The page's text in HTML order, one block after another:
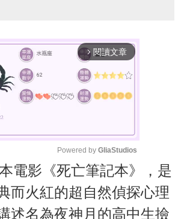
arrow_forward_ios 閱讀文章
M
u
t
e
Powered by GliaStudios
電影《死亡筆記本》，是
而火紅的超自然偵探心理
述名為夜神月的高中生撿